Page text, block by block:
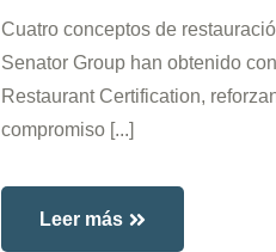
Cuatro conceptos de
Senator Group han obtenido
Restaurant Certification,
compromiso [...]
Leer más